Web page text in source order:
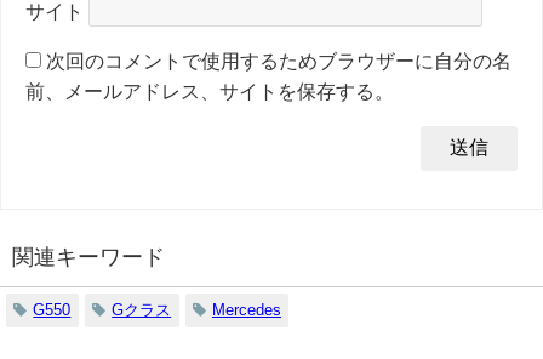
サイト
次回のコメントで使用するためブラウザーに自分の名
前、メールアドレス、サイトを保存する。
関連キーワード
G550 Gクラス Mercedes